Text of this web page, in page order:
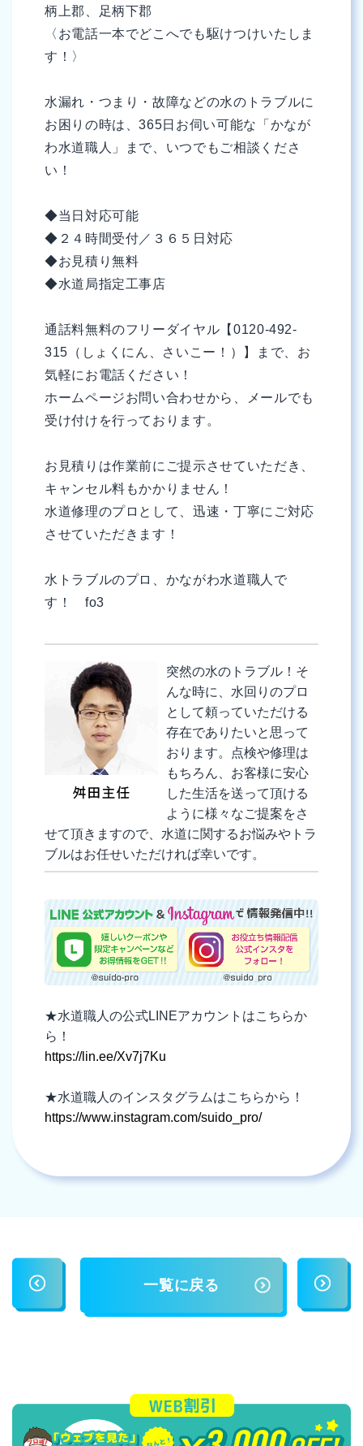
柄上郡、足柄下郡
〈お電話一本でどこへでも駆けつけいたしま
す！〉
水漏れ・つまり・故障などの水のトラブルに
お困りの時は、365日お伺い可能な「かなが
わ水道職人」まで、いつでもご相談くださ
い！
◆当日対応可能
◆２４時間受付／３６５日対応
◆お見積り無料
◆水道局指定工事店
通話料無料のフリーダイヤル【0120-492-
315（しょくにん、さいこー！）】まで、お
気軽にお電話ください！
ホームページお問い合わせから、メールでも
受け付けを行っております。
お見積りは作業前にご提示させていただき、
キャンセル料もかかりません！
水道修理のプロとして、迅速・丁寧にご対応
させていただきます！
水トラブルのプロ、かながわ水道職人で
す！ fo3
突然の水のトラブル！そ
んな時に、水回りのプロ
として頼っていただける
存在でありたいと思って
おります。点検や修理は
もちろん、お客様に安心
した生活を送って頂ける
ように様々なご提案をさ
せて頂きますので、水道に関するお悩みやトラ
ブルはお任せいただければ幸いです。
★水道職人の公式LINEアカウントはこちらか
ら！
https://lin.ee/Xv7j7Ku
★水道職人のインスタグラムはこちらから！
https://www.instagram.com/suido_pro/
一覧に戻る